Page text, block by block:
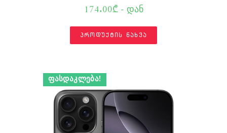
174.00₾ - დან
პროდუქტის ნახვა
ᲤᲐᲡᲓᲐᲙᲚᲔᲑᲐ!